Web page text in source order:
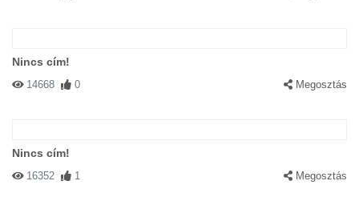
Nincs cím!
14668 0 Megosztás
Nincs cím!
16352 1 Megosztás